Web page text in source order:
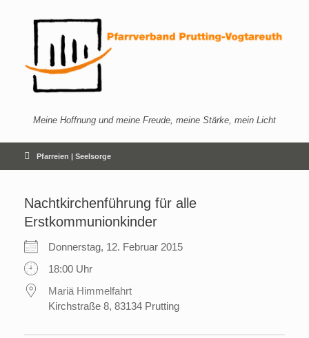
Meine Hoffnung und meine Freude, meine Stärke, mein Licht
Pfarreien | Seelsorge
Nacht­kirchenführung für alle
Erstkommunion­kinder
Donnerstag, 12. Februar 2015
18:00 Uhr
Mariä Himmelfahrt
Kirchstraße 8, 83134 Prutting